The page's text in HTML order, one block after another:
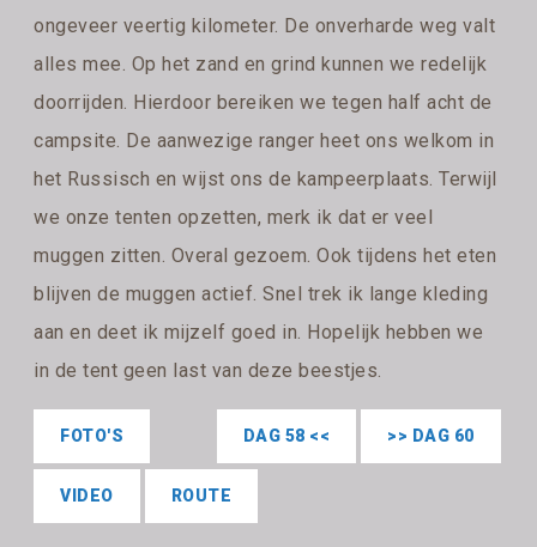
ongeveer veertig kilometer. De onverharde weg valt
alles mee. Op het zand en grind kunnen we redelijk
doorrijden. Hierdoor bereiken we tegen half acht de
campsite. De aanwezige ranger heet ons welkom in
het Russisch en wijst ons de kampeerplaats. Terwijl
we onze tenten opzetten, merk ik dat er veel
muggen zitten. Overal gezoem. Ook tijdens het eten
blijven de muggen actief. Snel trek ik lange kleding
aan en deet ik mijzelf goed in. Hopelijk hebben we
in de tent geen last van deze beestjes.
>> DAG 60
DAG 58 <<
FOTO'S
VIDEO ROUTE